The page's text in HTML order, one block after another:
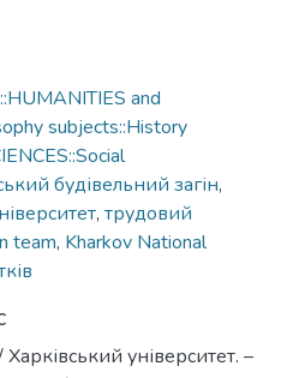
and
subjects::History
будівельний загін,
, трудовий
team, Kharkov National
університет. –